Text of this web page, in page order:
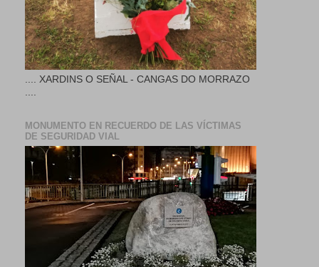
.... XARDINS O SEÑAL - CANGAS DO MORRAZO
MONUMENTO EN RECUERDO DE LAS VÍCTIMAS
DE SEGURIDAD VIAL